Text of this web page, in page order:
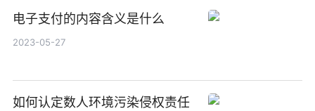
电子支付的内容含义是什么
2023-05-27
如何认定数人环境污染侵权责任